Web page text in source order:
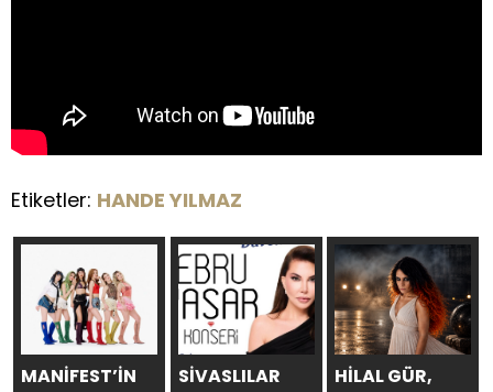
Etiketler: HANDE YILMAZ
MANİFEST’İN
SİVASLILAR
HİLAL GÜR,